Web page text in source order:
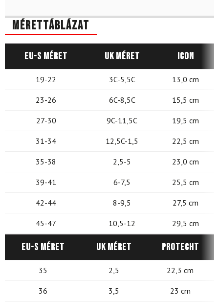
Mérettáblázat
EU-s méret UK méret Icon
19-22 3C-5,5C 13,0 cm
23-26 6C-8,5C 15,5 cm
27-30 9C-11,5C 19,5 cm
31-34 12,5C-1,5 22,5 cm
35-38 2,5-5 23,0 cm
39-41 6-7,5 25,5 cm
42-44 8-9,5 27,5 cm
45-47 10,5-12 29,5 cm
EU-s méret UK méret Protecht
35 2,5 22,3 cm
36 3,5 23 cm